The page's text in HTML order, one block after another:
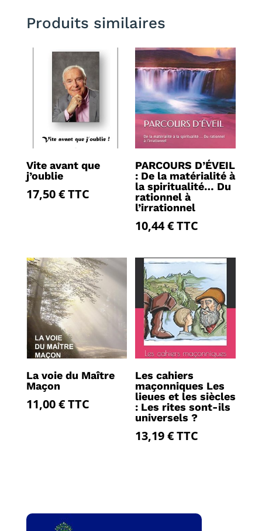
Produits similaires
Vite avant que
j’oublie
17,50€TTC
PARCOURS D’ÉVEIL
: De la matérialité à
la spiritualité… Du
rationnel à
l’irrationnel
10,44€TTC
La voie du Maître
Maçon
11,00€TTC
Les cahiers
maçonniques Les
lieues et les siècles
: Les rites sont-ils
universels ?
13,19€TTC